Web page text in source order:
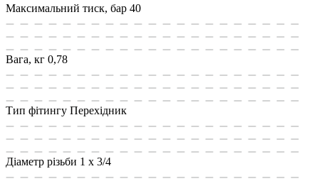
Максимальний тиск, бар 40
Вага, кг 0,78
Тип фітингу Перехідник
Діаметр різьби 1 x 3/4